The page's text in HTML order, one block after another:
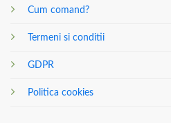
Cum comand?
Termeni si conditii
GDPR
Politica cookies